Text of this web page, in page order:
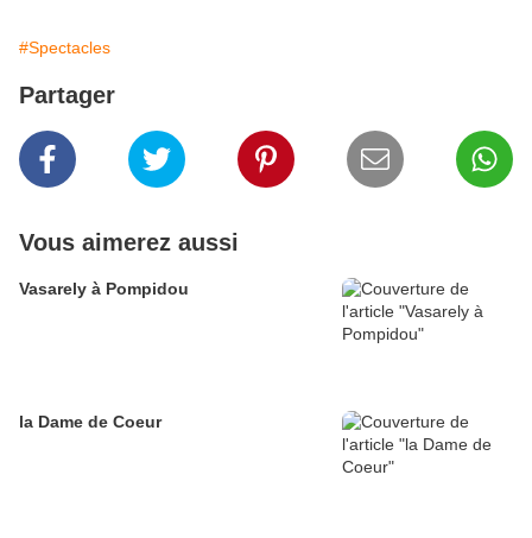
#Spectacles
Partager
Vous aimerez aussi
Vasarely à Pompidou
la Dame de Coeur